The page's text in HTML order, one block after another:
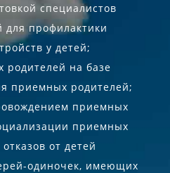
специалистов
для профилактики
у детей;
родителей на базе
приемных родителей;
приемных
приемных
от детей
одиночек, имеющих